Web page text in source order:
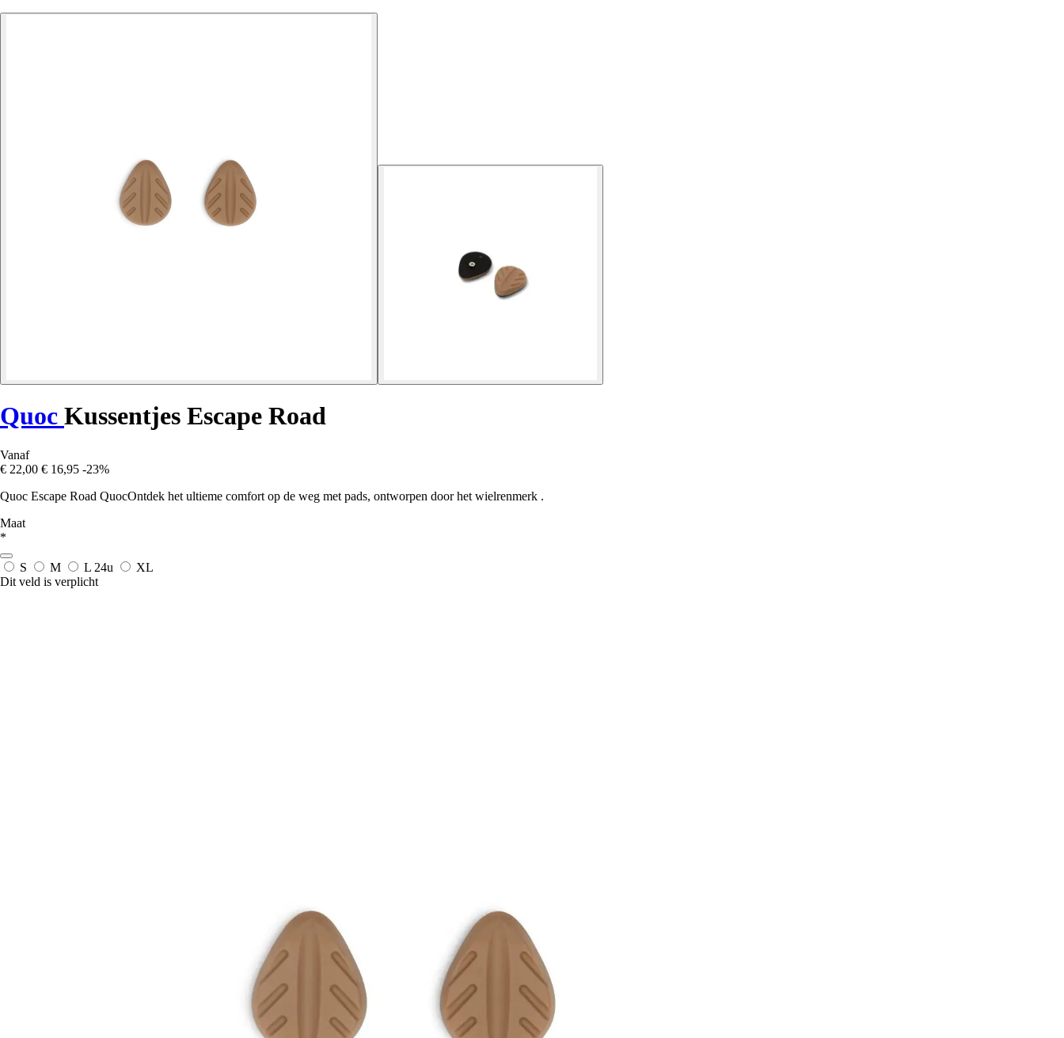
Quoc Kussentjes Escape Road
Vanaf
€ 22,00 € 16,95 -23%
Quoc Escape Road QuocOntdek het ultieme comfort op de weg met pads, ontworpen door het wielrenmerk .
Maat
*
S M L 24u
XL
Dit veld is verplicht